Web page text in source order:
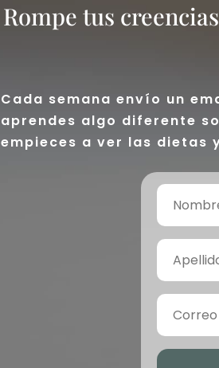
Rompe tus
Cada semana envío un
aprendes algo diferente
empieces a ver las dietas